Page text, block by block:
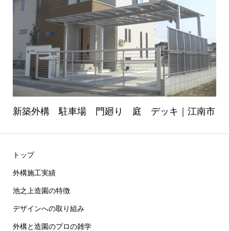
新築外構 駐車場 門廻り 庭 デッキ｜江南市
トップ
外構施工実績
池之上造園の特徴
デザインへの取り組み
外構と造園のプロの雑学